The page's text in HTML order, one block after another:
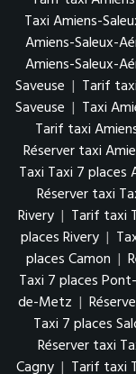
Taxi Amiens-
Amiens-Saleux-
Amiens-Saleux-
Saveuse | Tarif
Saveuse | Taxi
Tarif taxi
Réserver taxi
Taxi Taxi 7 places
Réserver taxi
Rivery | Tarif taxi
places Rivery |
places Camon |
Taxi 7 places
de-Metz |
Taxi 7 places
Réserver taxi
Cagny | Tarif taxi